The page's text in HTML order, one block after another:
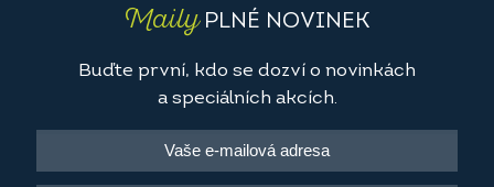
MailyPLNÉ NOVINEK
Buďte první, kdo se dozví o novinkách
a speciálních akcích.